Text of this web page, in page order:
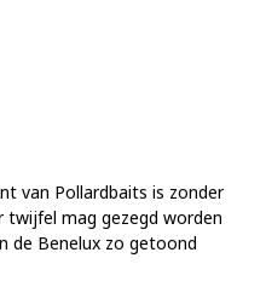
van Pollardbaits is zonder
twijfel mag gezegd worden
de Benelux zo getoond